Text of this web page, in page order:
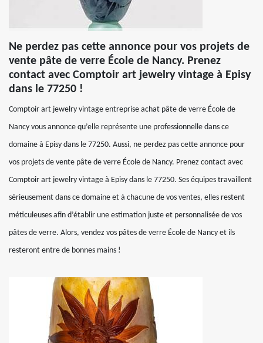
Ne perdez pas cette annonce pour vos projets de
vente pâte de verre École de Nancy. Prenez
contact avec Comptoir art jewelry vintage à Episy
dans le 77250 !
Comptoir art jewelry vintage entreprise achat pâte de verre École de
Nancy vous annonce qu’elle représente une professionnelle dans ce
domaine à Episy dans le 77250. Aussi, ne perdez pas cette annonce pour
vos projets de vente pâte de verre École de Nancy. Prenez contact avec
Comptoir art jewelry vintage à Episy dans le 77250. Ses équipes travaillent
sérieusement dans ce domaine et à chacune de vos ventes, elles restent
méticuleuses afin d’établir une estimation juste et personnalisée de vos
pâtes de verre. Alors, vendez vos pâtes de verre École de Nancy et ils
resteront entre de bonnes mains !